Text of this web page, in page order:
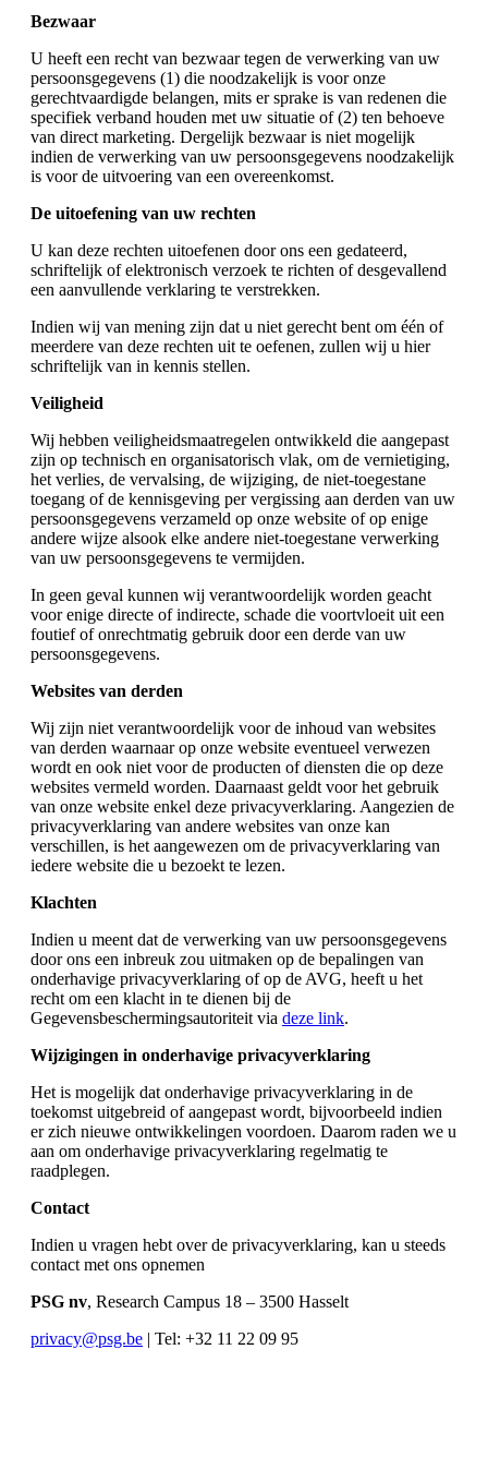
Bezwaar
U heeft een recht van bezwaar tegen de verwerking van uw
persoonsgegevens (1) die noodzakelijk is voor onze
gerechtvaardigde belangen, mits er sprake is van redenen die
specifiek verband houden met uw situatie of (2) ten behoeve
van direct marketing. Dergelijk bezwaar is niet mogelijk
indien de verwerking van uw persoonsgegevens noodzakelijk
is voor de uitvoering van een overeenkomst.
De uitoefening van uw rechten
U kan deze rechten uitoefenen door ons een gedateerd,
schriftelijk of elektronisch verzoek te richten of desgevallend
een aanvullende verklaring te verstrekken.
Indien wij van mening zijn dat u niet gerecht bent om één of
meerdere van deze rechten uit te oefenen, zullen wij u hier
schriftelijk van in kennis stellen.
Veiligheid
Wij hebben veiligheidsmaatregelen ontwikkeld die aangepast
zijn op technisch en organisatorisch vlak, om de vernietiging,
het verlies, de vervalsing, de wijziging, de niet-toegestane
toegang of de kennisgeving per vergissing aan derden van uw
persoonsgegevens verzameld op onze website of op enige
andere wijze alsook elke andere niet-toegestane verwerking
van uw persoonsgegevens te vermijden.
In geen geval kunnen wij verantwoordelijk worden geacht
voor enige directe of indirecte, schade die voortvloeit uit een
foutief of onrechtmatig gebruik door een derde van uw
persoonsgegevens.
Websites van derden
Wij zijn niet verantwoordelijk voor de inhoud van websites
van derden waarnaar op onze website eventueel verwezen
wordt en ook niet voor de producten of diensten die op deze
websites vermeld worden. Daarnaast geldt voor het gebruik
van onze website enkel deze privacyverklaring. Aangezien de
privacyverklaring van andere websites van onze kan
verschillen, is het aangewezen om de privacyverklaring van
iedere website die u bezoekt te lezen.
Klachten
Indien u meent dat de verwerking van uw persoonsgegevens
door ons een inbreuk zou uitmaken op de bepalingen van
onderhavige privacyverklaring of op de AVG, heeft u het
recht om een klacht in te dienen bij de
Gegevensbeschermingsautoriteit via deze link.
Wijzigingen in onderhavige privacyverklaring
Het is mogelijk dat onderhavige privacyverklaring in de
toekomst uitgebreid of aangepast wordt, bijvoorbeeld indien
er zich nieuwe ontwikkelingen voordoen. Daarom raden we u
aan om onderhavige privacyverklaring regelmatig te
raadplegen.
Contact
Indien u vragen hebt over de privacyverklaring, kan u steeds
contact met ons opnemen
PSG nv, Research Campus 18 – 3500 Hasselt
privacy@psg.be | Tel: +32 11 22 09 95